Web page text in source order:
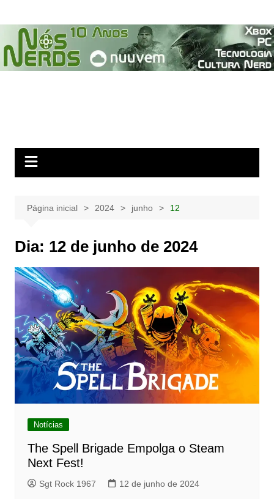
para
conteúdo
Página inicial 2024 junho 12
Dia: 12 de junho de 2024
Notícias
The Spell Brigade Empolga o Steam
Next Fest!
Sgt Rock 1967 12 de junho de 2024